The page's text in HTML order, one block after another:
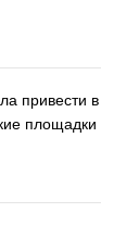
привести в
площадки